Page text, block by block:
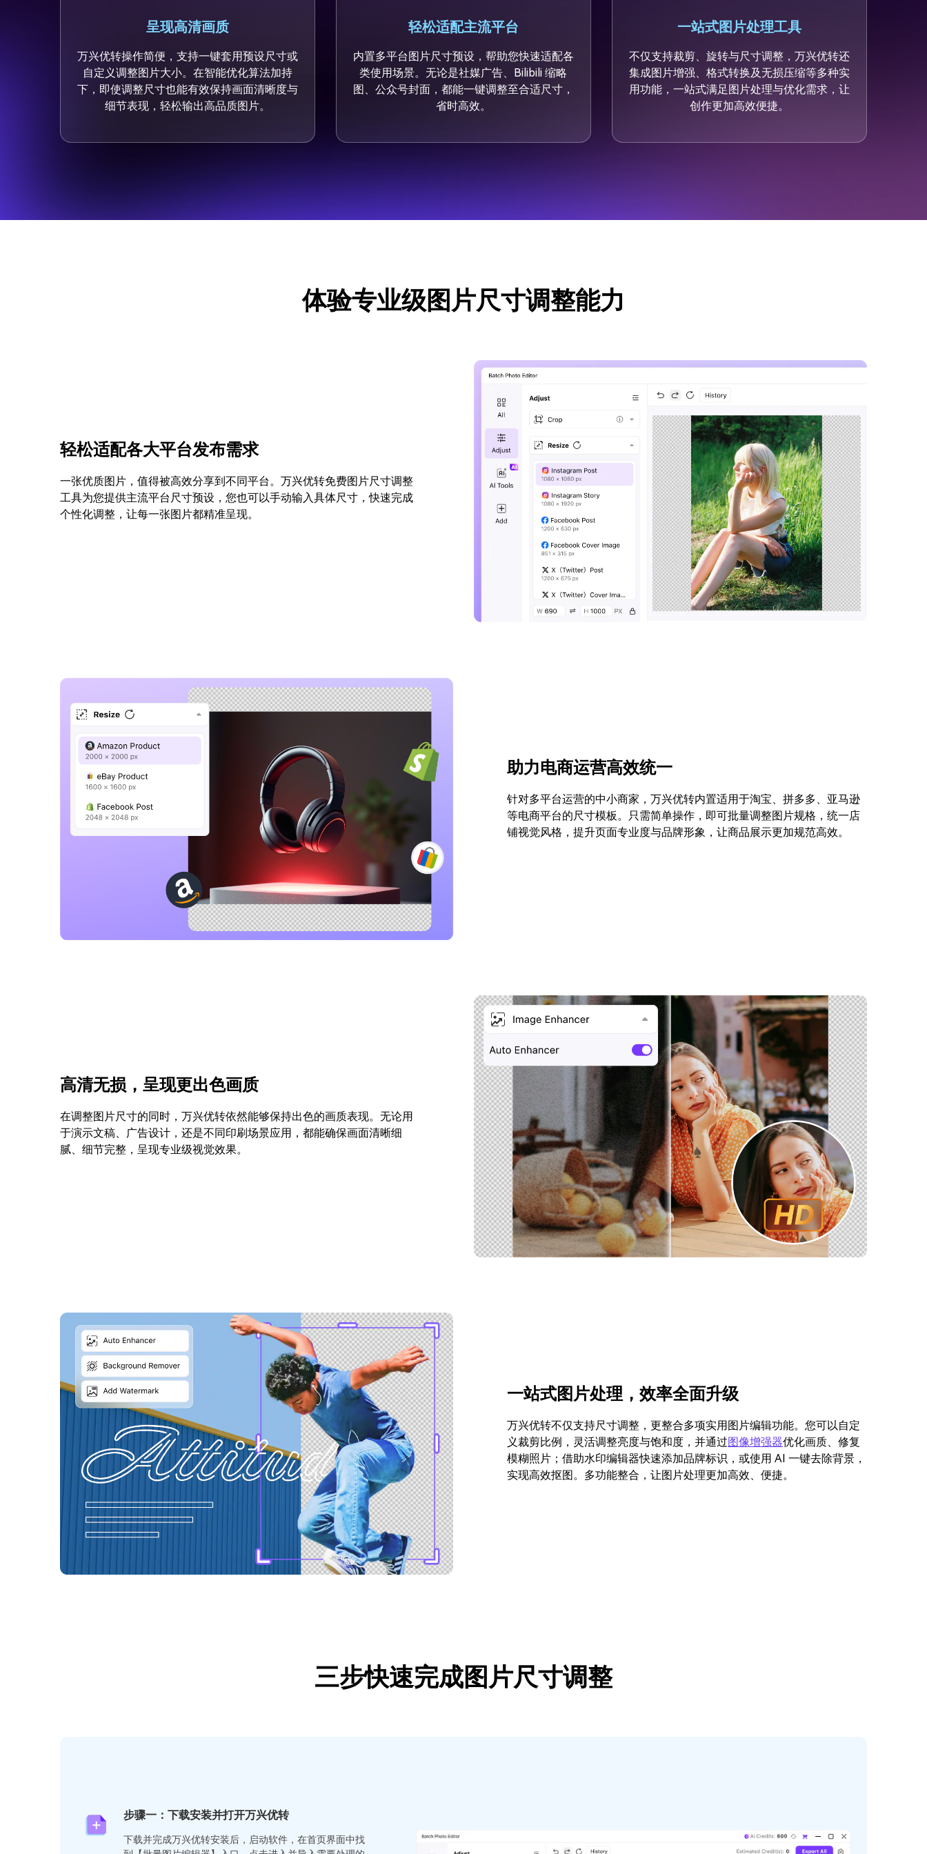
呈现高清画质
万兴优转操作简便，支持一键套用预设尺寸或
自定义调整图片大小。在智能优化算法加持
下，即使调整尺寸也能有效保持画面清晰度与
细节表现，轻松输出高品质图片。
轻松适配主流平台
内置多平台图片尺寸预设，帮助您快速适配各
类使用场景。无论是社媒广告、Bilibili 缩略
图、公众号封面，都能一键调整至合适尺寸，
省时高效。
一站式图片处理工具
不仅支持裁剪、旋转与尺寸调整，万兴优转还
集成图片增强、格式转换及无损压缩等多种实
用功能，一站式满足图片处理与优化需求，让
创作更加高效便捷。
体验专业级图片尺寸调整能力
轻松适配各大平台发布需求
一张优质图片，值得被高效分享到不同平台。万兴优转免费图片尺寸调整
工具为您提供主流平台尺寸预设，您也可以手动输入具体尺寸，快速完成
个性化调整，让每一张图片都精准呈现。
助力电商运营高效统一
针对多平台运营的中小商家，万兴优转内置适用于淘宝、拼多多、亚马逊
等电商平台的尺寸模板。只需简单操作，即可批量调整图片规格，统一店
铺视觉风格，提升页面专业度与品牌形象，让商品展示更加规范高效。
高清无损，呈现更出色画质
在调整图片尺寸的同时，万兴优转依然能够保持出色的画质表现。无论用
于演示文稿、广告设计，还是不同印刷场景应用，都能确保画面清晰细
腻、细节完整，呈现专业级视觉效果。
一站式图片处理，效率全面升级
万兴优转不仅支持尺寸调整，更整合多项实用图片编辑功能。您可以自定
义裁剪比例，灵活调整亮度与饱和度，并通过图像增强器优化画质、修复
模糊照片；借助水印编辑器快速添加品牌标识，或使用 AI 一键去除背景，
实现高效抠图。多功能整合，让图片处理更加高效、便捷。
三步快速完成图片尺寸调整
步骤一：下载安装并打开万兴优转
下载并完成万兴优转安装后，启动软件，在首页界面中找